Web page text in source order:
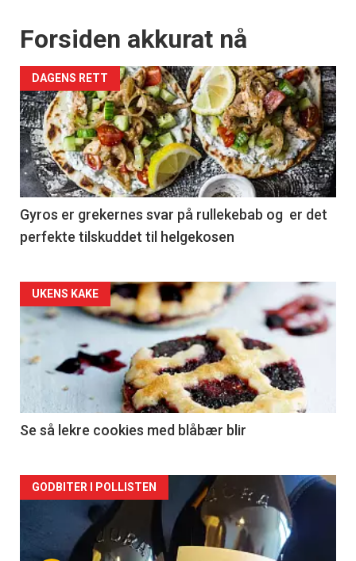
Forsiden akkurat nå
DAGENS RETT
Gyros er grekernes svar på rullekebab og er det
perfekte tilskuddet til helgekosen
Forsiden
akkurat
nå
2
UKENS KAKE
Se så lekre cookies med blåbær blir
Forsiden
akkurat
GODBITER I POLLISTEN